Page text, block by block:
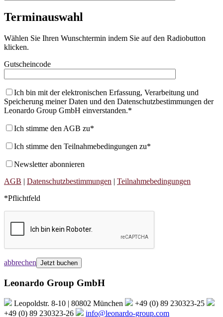
Terminauswahl
Wählen Sie Ihren Wunschtermin indem Sie auf den Radiobutton
klicken.
Gutscheincode
Ich bin mit der elektronischen Erfassung, Verarbeitung und
Speicherung meiner Daten und den Datenschutzbestimmungen der
Leonardo Group GmbH einverstanden.*
Ich stimme den AGB zu*
Ich stimme den Teilnahmebedingungen zu*
Newsletter abonnieren
AGB | Datenschutzbestimmungen | Teilnahmebedingungen
*Pflichtfeld
abbrechen
Leonardo Group GmbH
Leopoldstr. 8-10 | 80802 München
+49 (0) 89 230323-25
+49 (0) 89 230323-26
info@leonardo-group.com